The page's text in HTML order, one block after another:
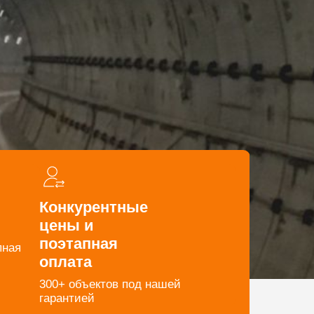
Конкурентные
цены и
поэтапная
оплата
300+ объектов под нашей
гарантией
услуг и преимуществами работы с